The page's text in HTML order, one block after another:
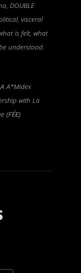
DOUBLE
visceral
is felt, what
understood.
A*Midex
with La
(FÉE)